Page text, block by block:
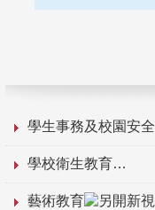
學生事務及校園安全
學校衛生教育
藝術教育